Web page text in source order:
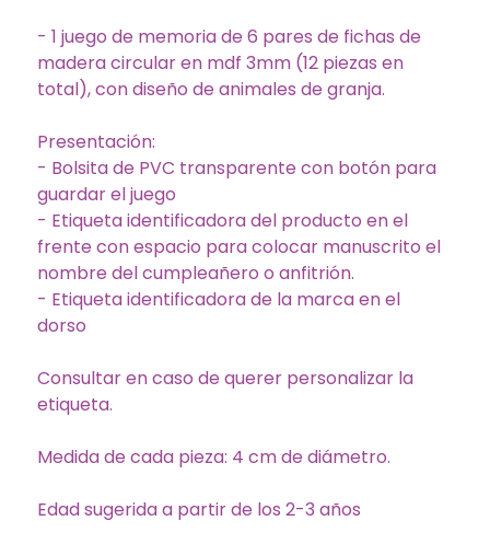
- 1 juego de memoria de 6 pares de fichas de
madera circular en mdf 3mm (12 piezas en
total), con diseño de animales de granja.
Presentación:
- Bolsita de PVC transparente con botón para
guardar el juego
- Etiqueta identificadora del producto en el
frente con espacio para colocar manuscrito el
nombre del cumpleañero o anfitrión.
- Etiqueta identificadora de la marca en el
dorso
Consultar en caso de querer personalizar la
etiqueta.
Medida de cada pieza: 4 cm de diámetro.
Edad sugerida a partir de los 2-3 años